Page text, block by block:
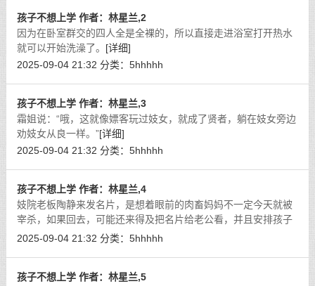
孩子不想上学 作者：林星兰,2
因为在卧室群交的四人全是全裸的，所以直接走进浴室打开热水
就可以开始洗澡了。 [详细]
2025-09-04 21:32 分类： 5hhhhh
孩子不想上学 作者：林星兰,3
霜姐说：“哦，这就像嫖客玩过妓女，就成了贤者，躺在妓女旁边
劝妓女从良一样。”[详细]
2025-09-04 21:32 分类： 5hhhhh
孩子不想上学 作者：林星兰,4
妓院老板陶静来发名片，是想着眼前的肉畜妈妈不一定今天就被
宰杀，如果回去，可能还来得及把名片给老公看，并且安排孩子
来卖淫。 [详细]
2025-09-04 21:32 分类： 5hhhhh
孩子不想上学 作者：林星兰,5